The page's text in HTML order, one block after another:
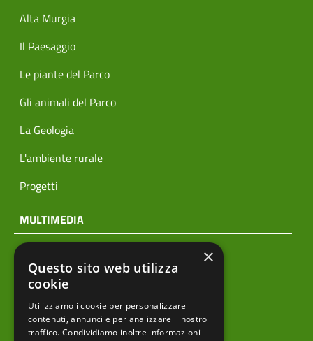
Alta Murgia
Il Paesaggio
Le piante del Parco
Gli animali del Parco
La Geologia
L'ambiente rurale
Progetti
MULTIMEDIA
Archivio news
Prodotti editoriali
×
Questo sito web utilizza
cookie
Utilizziamo i cookie per personalizzare
contenuti, annunci e per analizzare il nostro
traffico. Condividiamo inoltre informazioni